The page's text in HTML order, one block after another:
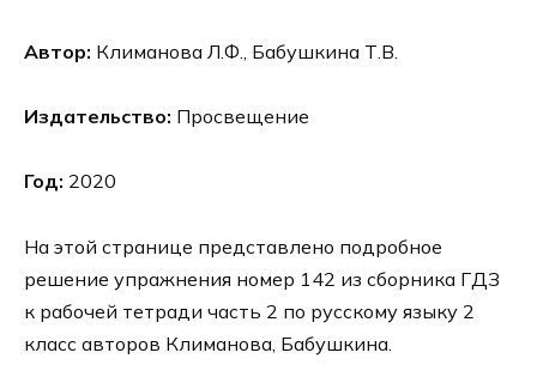
Автор: Климанова Л.Ф., Бабушкина Т.В.
Издательство: Просвещение
Год: 2020
На этой странице представлено подробное
решение упражнения номер 142 из сборника ГДЗ
к рабочей тетради часть 2 по русскому языку 2
класс авторов Климанова, Бабушкина.